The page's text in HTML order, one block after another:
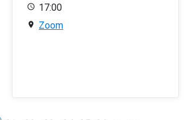
17:00
Zoom